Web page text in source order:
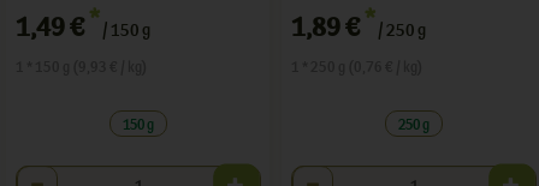
1,49 € */ 150 g
150 g
Anzahl
1,89 € */ 250 g
250 g
Anzahl